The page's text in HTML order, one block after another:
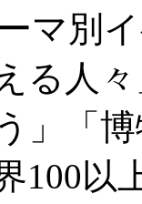
マ別
る人
」「
100以